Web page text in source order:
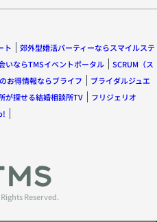
ト
郊外型婚活パーティーならスマイルステ
いならTMSイベントポータル
SCRUM（ス
お得情報ならブライフ
ブライダルジュエ
が探せる結婚相談所TV
フリジェリオ
Reserved.